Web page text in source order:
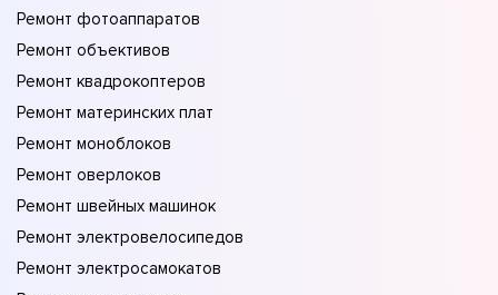
Ремонт фотоаппаратов
Ремонт объективов
Ремонт квадрокоптеров
Ремонт материнских плат
Ремонт моноблоков
Ремонт оверлоков
Ремонт швейных машинок
Ремонт электровелосипедов
Ремонт электросамокатов